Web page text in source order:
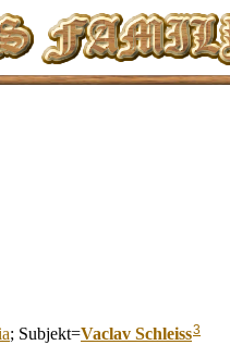
; Subjekt=Vaclav Schleiss3